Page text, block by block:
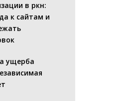
в ркн:
к сайтам и
ущерба